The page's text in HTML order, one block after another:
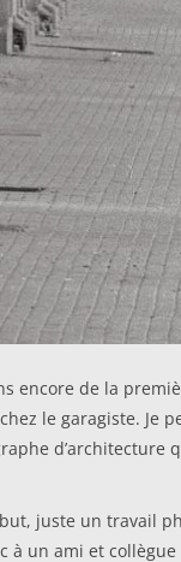
de la
le garagiste.
d’architecture
juste un
un ami et